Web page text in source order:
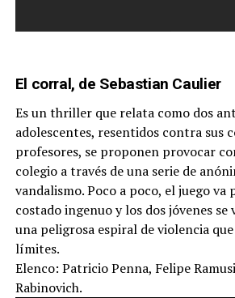
El corral, de Sebastian Caulier
Es un thriller que relata como dos
adolescentes, resentidos contra sus
profesores, se proponen provocar
colegio a través de una serie de
vandalismo. Poco a poco, el juego va
costado ingenuo y los dos jóvenes se
una peligrosa espiral de violencia
límites.
Elenco: Patricio Penna, Felipe
Rabinovich.